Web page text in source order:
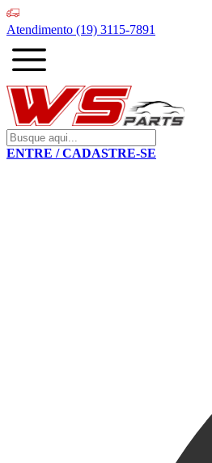
Atendimento (19) 3115-7891
ENTRE / CADASTRE-SE